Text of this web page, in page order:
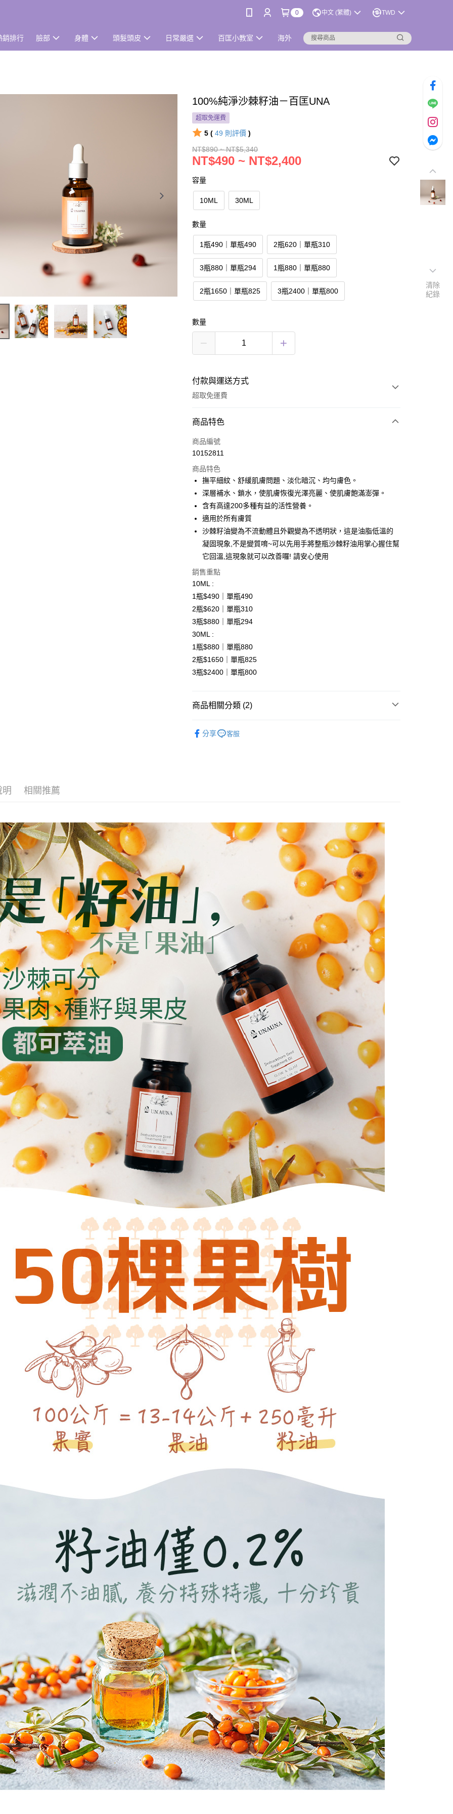
0 中文 (繁體) TWD
銷排行 臉部 身體 頭髮頭皮 日常嚴選 百匡小教室 海外
100%純淨沙棘籽油－百匡UNA
超取免運費
5 ( 49 則評價 )
NT$890 ~ NT$5,340
NT$490 ~ NT$2,400
容量
10ML 30ML
數量
1瓶490｜單瓶490 2瓶620｜單瓶310
3瓶880｜單瓶294 1瓶880｜單瓶880
2瓶1650｜單瓶825 3瓶2400｜單瓶800
數量
付款與運送方式
超取免運費
付款方式
信用卡一次付款
LINE Pay
Apple Pay
大哥付你分期
相關說明
【大哥付你分期使用說明】
1.本服務由台灣大哥大提供，台灣大哥大用戶可立即使用無須另外申請。
2.付款方式選擇「大哥付你分期」，訂單成立後會自動跳轉到大哥付的交易
完成交易。
3.實際核准額度、可分期數及費用金額請依後續交易確認頁面所載為準。
4.訂單成立30分鐘內，如未前往確認交易或遇審核未通過，訂單將自動取
消。如遇「轉專審核」未通過狀況，表示未達大哥付你分期系統評分，恕
無法說明評估內容。
【繳款方式說明】
醒簡訊。
2.透過簡訊連結打開帳單後，可選擇「超商條碼／台灣大直營門市／銀行轉
帳／街口支付／iPASS MONEY」等通路繳費。
【注意事項】
款買賣價金債權讓與本公司後，依約使用本公司帳單繳交帳款。
2.基於同意付款使用「大哥付你分期」之契約關係目的，商店將以您的個人
用，由本公司與您本人進行分期帳單所需資料之確認、核對及更正。
3.完整用戶服務條款，請詳閱以下連結：
AFTEE先享後付
相關說明
AFTEE先享後付是「在收到商品之後才付款」的支付方式。 讓您購物簡單
便利好安心！
１．簡單：不需註冊會員、不需綁卡、不需儲值。
３．安心：先確認商品／服務後，再付款。
１．於結帳方式選擇「AFTEE先享後付」後，將跳轉至「AFTEE先享後
付」結帳頁面，進行簡訊認證並確認金額後，即可完成結帳。
２．訂單成立數日內，您將收到繳費通知簡訊。
／ATM／網路銀行／等多元方式進行付款，方視為交易完成。
先享後付繳納相關費用。
※ 交易是否成功請以「AFTEE先享後付 」之結帳頁面顯示為準，若有關於
付客戶支援中心」
任。
４．使用「AFTEE先享後付」時，將依據個別帳號之用戶狀況，依本公司
即時審查核予不同之上限額度；若仍有額度不足之情形，本公司將視審查
５．嚴禁一人註冊多個帳號或使用他人資訊註冊。若發現惡意使用之情
形，恩沛科技股份有限公司將有權停止該用戶之使用額度並採取法律行
ATM付款
貨到付款
運送方式
全家取貨付款
免運費
付款後全家取貨
7-11取貨付款
商品特色
商品編號
10152811
商品特色
撫平細紋、舒緩肌膚問題、淡化暗沉、均勻膚色。
深層補水、鎖水，使肌膚恢復光澤亮麗、使肌膚飽滿澎彈。
含有高達200多種有益的活性營養。
適用於所有膚質
沙棘籽油變為不流動體且外觀變為不透明狀，這是油脂低溫的
凝固現象,不是變質唷~可以先用手將整瓶沙棘籽油用掌心握住幫
它回溫,這現象就可以改善囉! 請安心使用
銷售重點
10ML :
1瓶$490｜單瓶490
2瓶$620｜單瓶310
3瓶$880｜單瓶294
30ML :
1瓶$880｜單瓶880
2瓶$1650｜單瓶825
3瓶$2400｜單瓶800
商品相關分類 (2)
分享 客服
明 相關推薦
清除
紀錄